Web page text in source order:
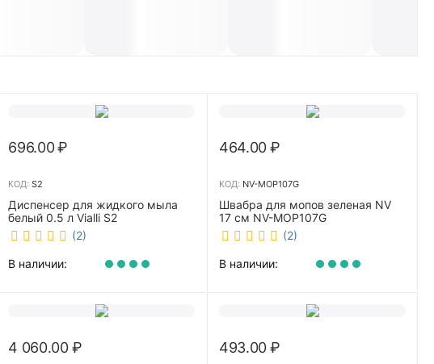
696.00₽
КОД: S2
Диспенсер для жидкого мыла
белый 0.5 л Vialli S2
(2)
В наличии:
464.00₽
КОД: NV-MOP107G
Швабра для мопов зеленая NV
17 см NV-MOP107G
(2)
В наличии:
4 060.00 ₽ 493.00₽